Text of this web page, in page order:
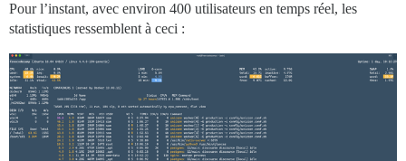
Pour l’instant, avec environ 400 utilisateurs en temps réel, les
statistiques ressemblent à ceci :